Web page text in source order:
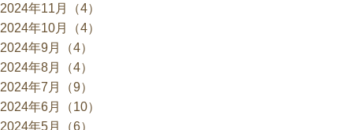
2024年11月（4）
2024年10月（4）
2024年9月（4）
2024年8月（4）
2024年7月（9）
2024年6月（10）
2024年5月（6）